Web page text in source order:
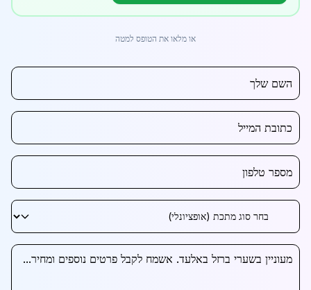
או מלאו את הטופס למטה